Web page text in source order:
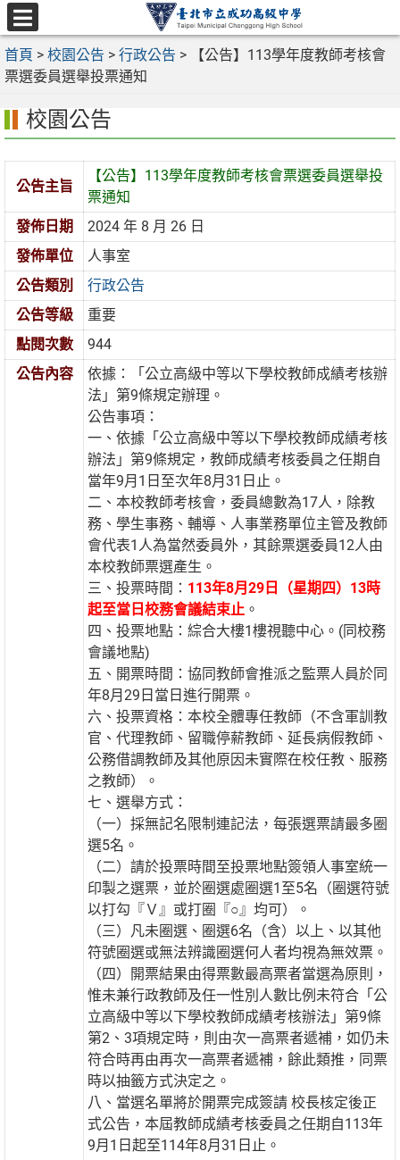
跳
至
主
要
區
選
單
首頁 > 校園公告 > 行政公告 >
【公告】113學年度教師考核會
票選委員選舉投票通知
校園公告
公告主旨
【公告】113學年度教師考核會票選委員選舉投
票通知
發佈日期
2024 年 8 月 26 日
發佈單位
人事室
公告類別
行政公告
公告等級
重要
點閱次數
944
公告內容
依據：「公立高級中等以下學校教師成績考核辦
法」第9條規定辦理。
公告事項：
一、依據「公立高級中等以下學校教師成績考核
辦法」第9條規定，教師成績考核委員之任期自
當年9月1日至次年8月31日止。
二、本校教師考核會，委員總數為17人，除教
務、學生事務、輔導、人事業務單位主管及教師
會代表1人為當然委員外，其餘票選委員12人由
本校教師票選產生。
三、投票時間： 113年8月29日（星期四）13時
起至當日校務會議結束止 。
四、投票地點：綜合大樓1樓視聽中心。(同校務
會議地點)
五、開票時間：協同教師會推派之監票人員於同
年8月29日當日進行開票。
六、投票資格：本校全體專任教師（不含軍訓教
官、代理教師、留職停薪教師、延長病假教師、
公務借調教師及其他原因未實際在校任教、服務
之教師）。
七、選舉方式：
（一）採無記名限制連記法，每張選票請最多圈
選5名。
（二）請於投票時間至投票地點簽領人事室統一
印製之選票，並於圈選處圈選1至5名（圈選符號
以打勾『Ｖ』或打圈『○』均可）。
（三）凡未圈選、圈選6名（含）以上、以其他
符號圈選或無法辨識圈選何人者均視為無效票。
（四）開票結果由得票數最高票者當選為原則，
惟未兼行政教師及任一性別人數比例未符合「公
立高級中等以下學校教師成績考核辦法」第9條
第2、3項規定時，則由次一高票者遞補，如仍未
符合時再由再次一高票者遞補，餘此類推，同票
時以抽籤方式決定之。
八、當選名單將於開票完成簽請 校長核定後正
式公告，本屆教師成績考核委員之任期自113年
9月1日起至114年8月31日止。